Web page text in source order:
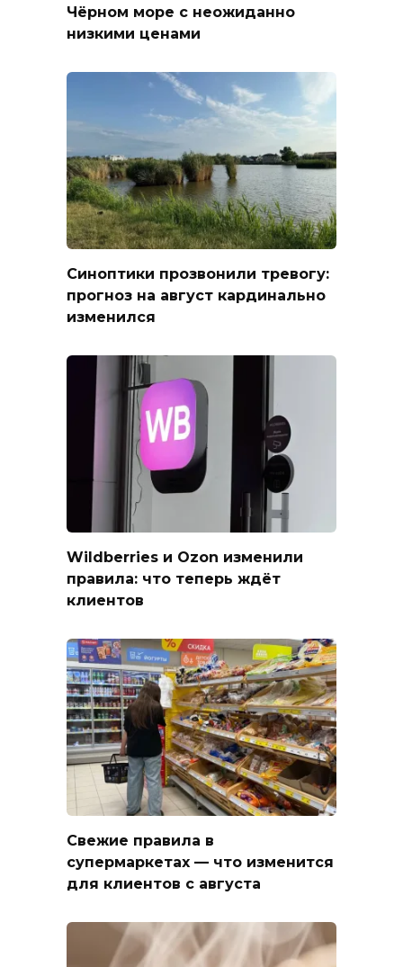
Чёрном море с неожиданно
низкими ценами
Синоптики прозвонили тревогу:
прогноз на август кардинально
изменился
Wildberries и Ozon изменили
правила: что теперь ждёт
клиентов
Свежие правила в
супермаркетах — что изменится
для клиентов с августа